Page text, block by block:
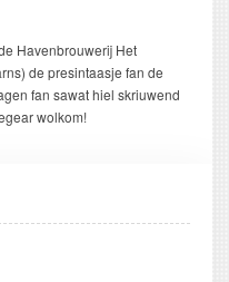
Havenbrouwerij Het
de presintaasje fan de
fan sawat hiel skriuwend
wolkom!